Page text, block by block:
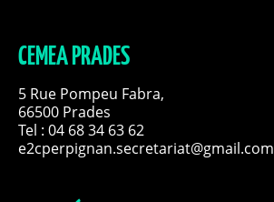
CEMEA PRADES
5 Rue Pompeu Fabra,
66500 Prades
Tel : 04 68 34 63 62
e2cperpignan.secretariat@gmail.com